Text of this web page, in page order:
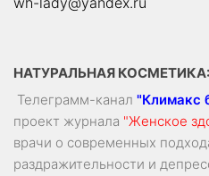
НАТУРАЛЬНАЯ
Телеграмм-канал "Климакс
проект журнала "Женское
врачи о современных
раздражительности и